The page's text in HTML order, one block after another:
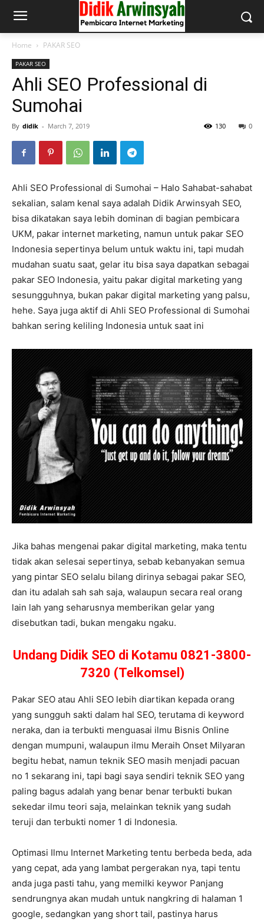
Home PAKAR SEO
PAKAR SEO
Ahli SEO Professional di
Sumohai
By didik - March 7, 2019 0
130
Ahli SEO Professional di Sumohai – Halo Sahabat-sahabat
sekalian, salam kenal saya adalah Didik Arwinsyah SEO,
bisa dikatakan saya lebih dominan di bagian pembicara
UKM, pakar internet marketing, namun untuk pakar SEO
Indonesia sepertinya belum untuk waktu ini, tapi mudah
mudahan suatu saat, gelar itu bisa saya dapatkan sebagai
pakar SEO Indonesia, yaitu pakar digital marketing yang
sesungguhnya, bukan pakar digital marketing yang palsu,
hehe. Saya juga aktif di Ahli SEO Professional di Sumohai
bahkan sering keliling Indonesia untuk saat ini
Jika bahas mengenai pakar digital marketing, maka tentu
tidak akan selesai sepertinya, sebab kebanyakan semua
yang pintar SEO selalu bilang dirinya sebagai pakar SEO,
dan itu adalah sah sah saja, walaupun secara real orang
lain lah yang seharusnya memberikan gelar yang
disebutkan tadi, bukan mengaku ngaku.
Undang Didik SEO di Kotamu 0821-3800-
7320 (Telkomsel)
Pakar SEO atau Ahli SEO lebih diartikan kepada orang
yang sungguh sakti dalam hal SEO, terutama di keyword
neraka, dan ia terbukti menguasai ilmu Bisnis Online
dengan mumpuni, walaupun ilmu Meraih Onset Milyaran
begitu hebat, namun teknik SEO masih menjadi pacuan
no 1 sekarang ini, tapi bagi saya sendiri teknik SEO yang
paling bagus adalah yang benar benar terbukti bukan
sekedar ilmu teori saja, melainkan teknik yang sudah
teruji dan terbukti nomer 1 di Indonesia.
Optimasi Ilmu Internet Marketing tentu berbeda beda, ada
yang cepat, ada yang lambat pergerakan nya, tapi tentu
anda juga pasti tahu, yang memilki keywor Panjang
sendrungnya akan mudah untuk nangkring di halaman 1
google, sedangkan yang short tail, pastinya harus